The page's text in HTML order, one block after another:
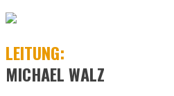
LEI­TUNG:
MICHA­EL WALZ